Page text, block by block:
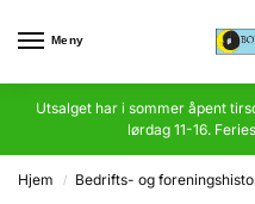
Meny
Utsalget har i sommer åpent
lørdag 11-16.
Hjem / Bedrifts- og